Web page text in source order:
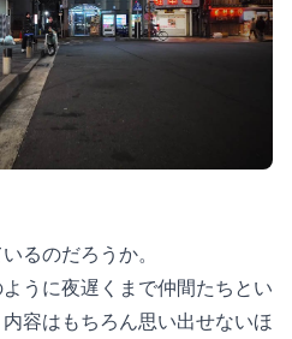
るのだろうか。
うに夜遅くまで仲間たちとい
容はもちろん思い出せないほ